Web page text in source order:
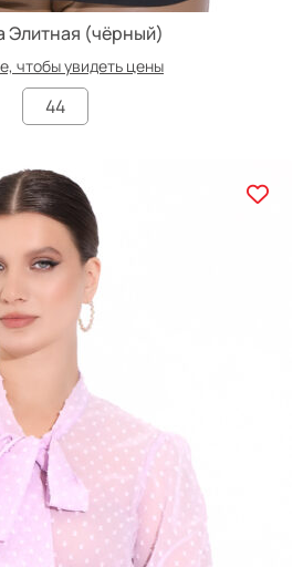
Элитная (чёрный)
чтобы увидеть цены
44